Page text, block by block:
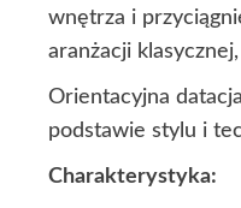
wnętrza i
aranżacji
Orientacyjna
podstawie stylu i
Charakterystyka: